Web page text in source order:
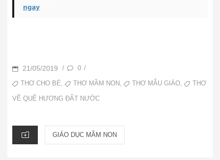
ngay
POSTED
ON
21/05/2019 / 0 /
TAGSTHƠ CHO BÉ THƠ MẦM NON THƠ MẪU GIÁO THƠ
VỀ QUÊ HƯƠNG ĐẤT NƯỚC
CATEGORIES
GIÁO DỤC MẦM NON